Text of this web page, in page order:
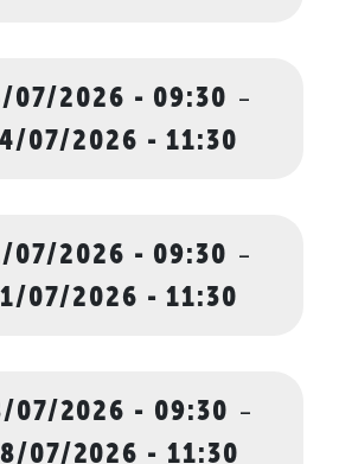
07/2026 - 09:30 -
07/2026 - 11:30
07/2026 - 09:30 -
07/2026 - 11:30
07/2026 - 09:30 -
07/2026 - 11:30